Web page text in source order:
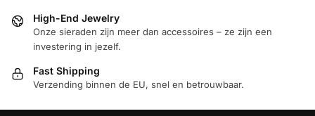
High-End Jewelry
Onze sieraden zijn meer dan accessoires – ze zijn een
investering in jezelf.
Fast Shipping
Verzending binnen de EU, snel en betrouwbaar.